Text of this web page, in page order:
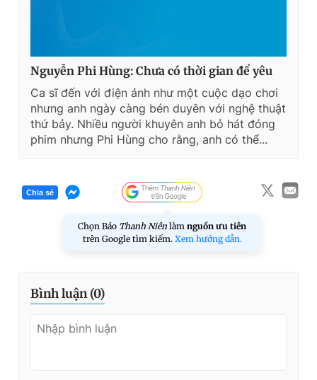
Nguyễn Phi Hùng: Chưa có thời gian để yêu
Ca sĩ đến với điện ảnh như một cuộc dạo chơi
nhưng anh ngày càng bén duyên với nghệ thuật
thứ bảy. Nhiều người khuyên anh bỏ hát đóng
phim nhưng Phi Hùng cho rằng, anh có thể...
Chia sẻ
Chọn Báo Thanh Niên làm nguồn ưu tiên
trên Google tìm kiếm. Xem hướng dẫn.
Bình luận (0)